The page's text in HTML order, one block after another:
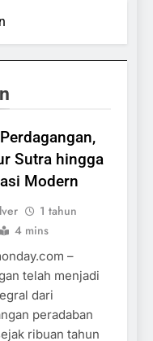
Sutra hingga
Modern
1 tahun
4 mins
–
telah menjadi
dari
peradaban
ribuan tahun